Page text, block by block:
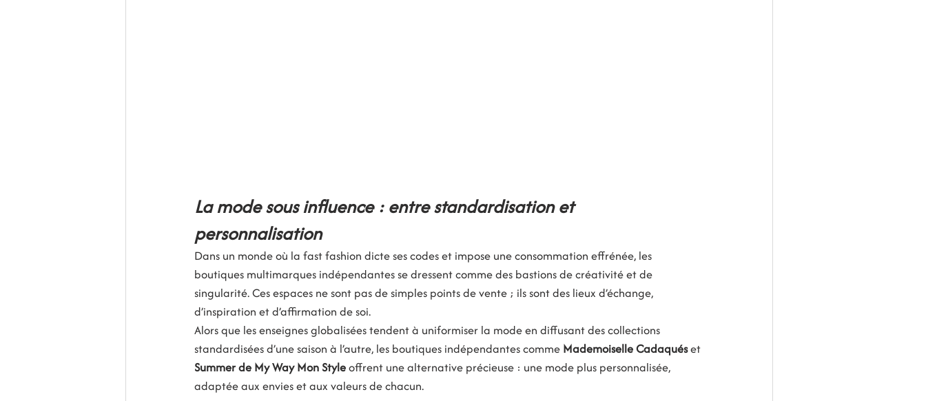
La mode sous influence : entre standardisation et
personnalisation
Dans un monde où la fast fashion dicte ses codes et impose une consommation effrénée, les
boutiques multimarques indépendantes se dressent comme des bastions de créativité et de
singularité. Ces espaces ne sont pas de simples points de vente ; ils sont des lieux d’échange,
d’inspiration et d’affirmation de soi.
Alors que les enseignes globalisées tendent à uniformiser la mode en diffusant des collections
standardisées d’une saison à l’autre, les boutiques indépendantes comme Mademoiselle Cadaqués et
Summer de My Way Mon Style offrent une alternative précieuse : une mode plus personnalisée,
adaptée aux envies et aux valeurs de chacun.